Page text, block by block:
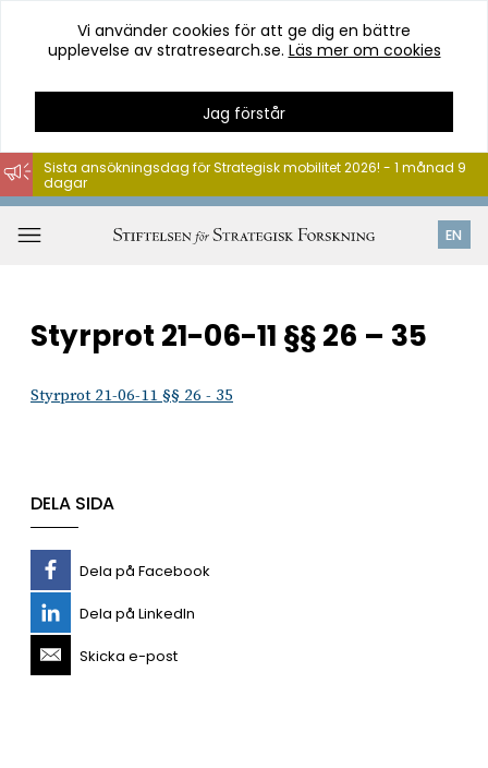
Hoppa
till
innehåll
Vi använder cookies för att ge dig en bättre
upplevelse av stratresearch.se. Läs mer om cookies
Jag förstår
EN
Sista ansökningsdag för Strategisk mobilitet 2026! - 1 månad 9
dagar
Styrprot 21-06-11 §§ 26 – 35
Styrprot 21-06-11 §§ 26 - 35
DELA SIDA
Dela på Facebook
Dela på LinkedIn
Skicka e-post